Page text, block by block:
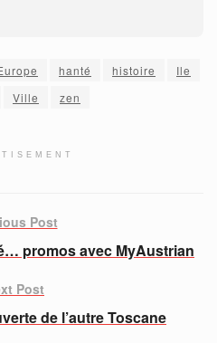
hanté histoire
Ile
Ville zen
Post
promos avec MyAustrian
Post
de l’autre Toscane